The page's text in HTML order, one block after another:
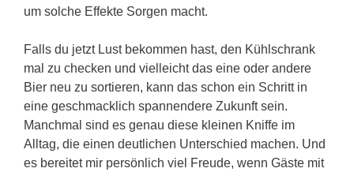
um solche Effekte Sorgen macht.
Falls du jetzt Lust bekommen hast, den Kühlschrank
mal zu checken und vielleicht das eine oder andere
Bier neu zu sortieren, kann das schon ein Schritt in
eine geschmacklich spannendere Zukunft sein.
Manchmal sind es genau diese kleinen Kniffe im
Alltag, die einen deutlichen Unterschied machen. Und
es bereitet mir persönlich viel Freude, wenn Gäste mit